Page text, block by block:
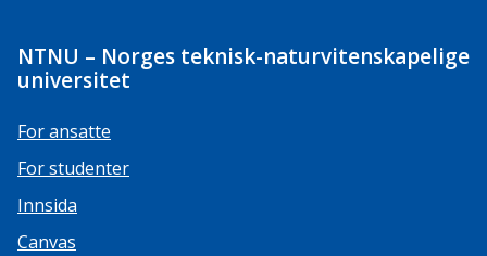
NTNU – Norges teknisk-naturvitenskapelige
universitet
For ansatte
For studenter
Innsida
Canvas